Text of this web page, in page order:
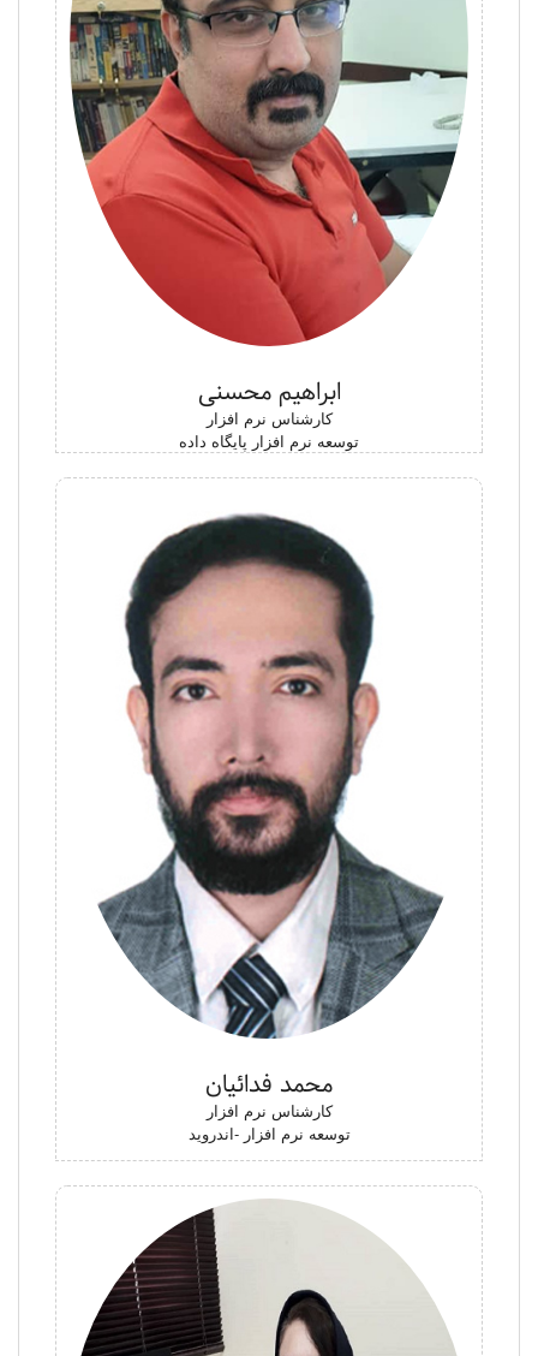
ابراهیم محسنی
کارشناس نرم افزار
توسعه نرم افزار پایگاه داده
محمد فدائیان
کارشناس نرم افزار
توسعه نرم افزار -اندروید